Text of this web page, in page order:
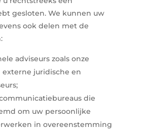
gesloten. We kunnen uw
ook delen met de
adviseurs zoals onze
externe juridische en
die
om uw persoonlijke
in overeenstemming